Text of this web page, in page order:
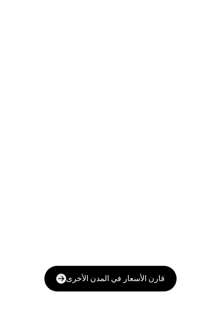
قارن الأسعار في المدن الأخرى